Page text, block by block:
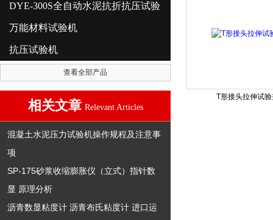
DYE-300S全自动水泥抗折抗压试验
万能材料试验机
抗压试验机
查看全部产品
相关文章 Relevant Articles
混凝土水泥压力试验机操作规程及注意事
项
SP-175砂浆收缩膨胀仪（立式）指针数
显 原理分析
沥青数显粘度计 沥青布氏粘度计 进口运
T形接头拉伸试